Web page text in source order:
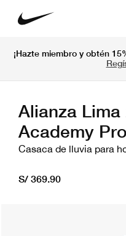
¡Hazte miembro y obtén
Alianza Lima
Academy Pro
Casaca de lluvia para
S/ 369.90